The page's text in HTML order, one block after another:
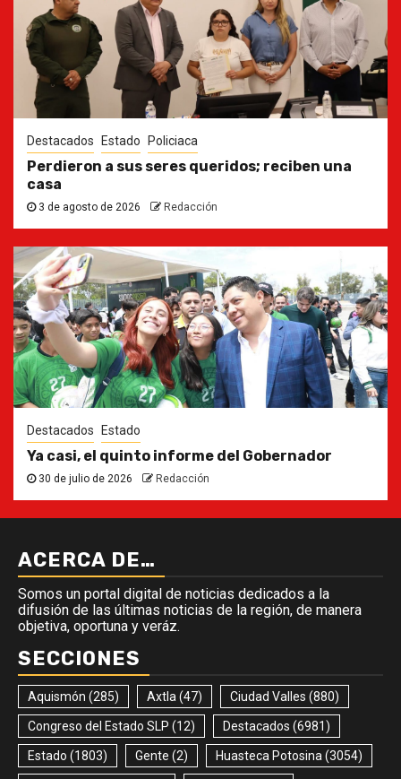
Destacados Estado Policiaca
Perdieron a sus seres queridos; reciben una
casa
3 de agosto de 2026 Redacción
Destacados Estado
Ya casi, el quinto informe del Gobernador
30 de julio de 2026 Redacción
ACERCA DE…
Somos un portal digital de noticias dedicados a la
difusión de las últimas noticias de la región, de manera
objetiva, oportuna y veráz.
SECCIONES
Aquismón (285) Axtla(47) Ciudad Valles (880)
Congreso del Estado SLP (12) Destacados (6981)
Estado (1803) Gente (2) Huasteca Potosina(3054)